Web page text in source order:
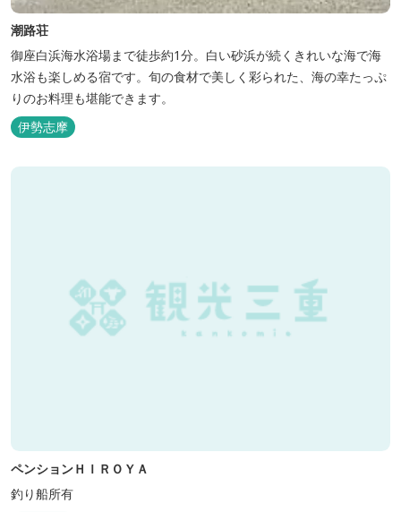
潮路荘
御座白浜海水浴場まで徒歩約1分。白い砂浜が続くきれいな海で海
水浴も楽しめる宿です。旬の食材で美しく彩られた、海の幸たっぷ
りのお料理も堪能できます。
伊勢志摩
ペンションＨＩＲＯＹＡ
釣り船所有